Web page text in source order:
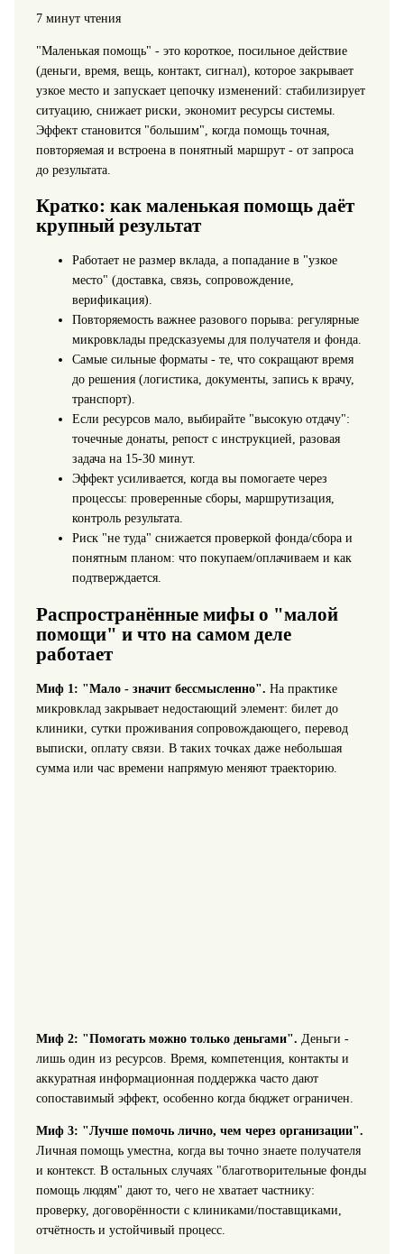
7 минут чтения
"Маленькая помощь" - это короткое, посильное действие
(деньги, время, вещь, контакт, сигнал), которое закрывает
узкое место и запускает цепочку изменений: стабилизирует
ситуацию, снижает риски, экономит ресурсы системы.
Эффект становится "большим", когда помощь точная,
повторяемая и встроена в понятный маршрут - от запроса
до результата.
Кратко: как маленькая помощь даёт
крупный результат
Работает не размер вклада, а попадание в "узкое
место" (доставка, связь, сопровождение,
верификация).
Повторяемость важнее разового порыва: регулярные
микровклады предсказуемы для получателя и фонда.
Самые сильные форматы - те, что сокращают время
до решения (логистика, документы, запись к врачу,
транспорт).
Если ресурсов мало, выбирайте "высокую отдачу":
точечные донаты, репост с инструкцией, разовая
задача на 15-30 минут.
Эффект усиливается, когда вы помогаете через
процессы: проверенные сборы, маршрутизация,
контроль результата.
Риск "не туда" снижается проверкой фонда/сбора и
понятным планом: что покупаем/оплачиваем и как
подтверждается.
Распространённые мифы о "малой
помощи" и что на самом деле
работает
Миф 1: "Мало - значит бессмысленно". На практике
микровклад закрывает недостающий элемент: билет до
клиники, сутки проживания сопровождающего, перевод
выписки, оплату связи. В таких точках даже небольшая
сумма или час времени напрямую меняют траекторию.
Миф 2: "Помогать можно только деньгами". Деньги -
лишь один из ресурсов. Время, компетенция, контакты и
аккуратная информационная поддержка часто дают
сопоставимый эффект, особенно когда бюджет ограничен.
Миф 3: "Лучше помочь лично, чем через организации".
Личная помощь уместна, когда вы точно знаете получателя
и контекст. В остальных случаях "благотворительные фонды
помощь людям" дают то, чего не хватает частнику:
проверку, договорённости с клиниками/поставщиками,
отчётность и устойчивый процесс.